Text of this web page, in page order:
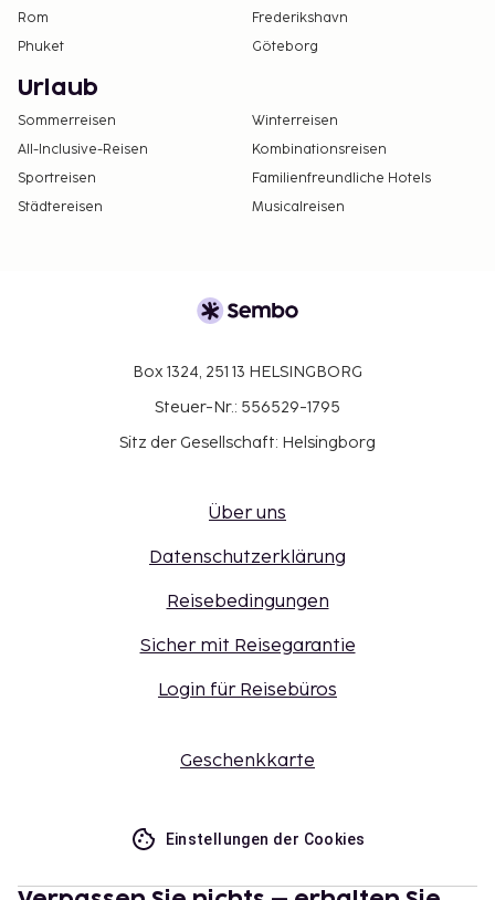
Rom
Frederikshavn
Phuket
Göteborg
Urlaub
Sommerreisen
Winterreisen
All-Inclusive-Reisen
Kombinationsreisen
Sportreisen
Familienfreundliche Hotels
Städtereisen
Musicalreisen
Box 1324, 251 13 HELSINGBORG
Steuer-Nr.: 556529-1795
Sitz der Gesellschaft: Helsingborg
Über uns
Datenschutzerklärung
Reisebedingungen
Sicher mit Reisegarantie
Login für Reisebüros
Geschenkkarte
Einstellungen der Cookies